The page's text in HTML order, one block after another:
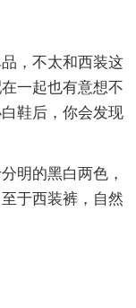
，不太和西装这
一起也有意想不
鞋后，你会发现
明的黑白两色，
于西装裤，自然